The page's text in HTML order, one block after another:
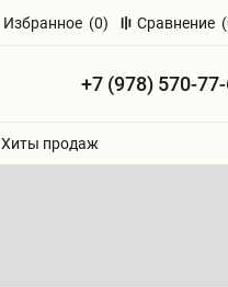
Избранное (0) Сравнение
+7 (978) 570-
Хиты продаж